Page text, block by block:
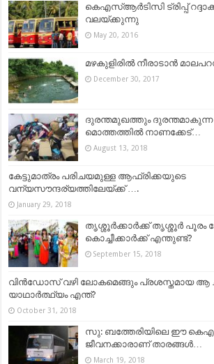
കെഎസ്ആര്‍ടിസി ട്രിപ്പ്
വലയ്ക്കുന്നു
May 20, 2016
മഴകുളിരിൽ നീരാടാൻ
December 30, 2017
ദുരന്തമുഖത്തും
മൊത്തത്തിൽ നാണക്കേട്…
August 13, 2018
കേട്ടുമാത്രം പരിചയമുള്ള ആഫ്രിക്കയുടെ
വന്യസൗന്ദര്യത്തിലേയ്ക്ക് ….
January 29, 2018
തൃശ്ശൂർക്കാർക്ക് തൃശ്ശൂർ പൂരം
കൊച്ചീക്കാർക്ക് എന്തുണ്ട്?
September 15, 2018
വിൻഡോസ് വഴി ലോകമെങ്ങും പ്രശസ്തമായ ആ
യാഥാർത്ഥ്യം എന്ത്?
October 31, 2018
സു: ബത്തേരിയിലെ ഈ
ജീവനക്കാരാണ് താരങ്ങള്‍…
March 19, 2018